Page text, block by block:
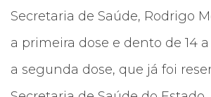
Secretaria de Saúde, Rodrigo
a primeira dose e dento de 14
a segunda dose, que já foi